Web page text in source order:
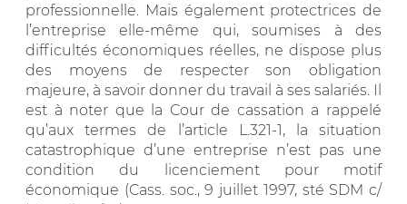
professionnelle. Mais également protectrices de
l’entreprise elle-même qui, soumises à des
difficultés économiques réelles, ne dispose plus
des moyens de respecter son obligation
majeure, à savoir donner du travail à ses salariés. Il
est à noter que la Cour de cassation a rappelé
qu’aux termes de l’article L.321-1, la situation
catastrophique d’une entreprise n’est pas une
condition du licenciement pour motif
économique (Cass. soc., 9 juillet 1997, sté SDM c/